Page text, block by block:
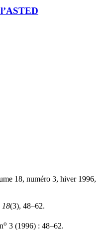
18, numéro 3, hiver 1996,
18(3), 48–62.
o 3 (1996) : 48–62.